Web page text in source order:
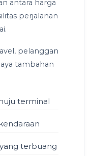
antara harga
perjalanan
pelanggan
tambahan
terminal
terbuang